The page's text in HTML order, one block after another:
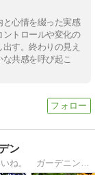
心情を綴った実感
トロールや変化の
す。終わりの見え
共感を呼び起こ
ン